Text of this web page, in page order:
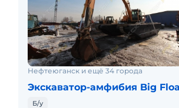
Нефтеюганск и ещё 34 города
Экскаватор-амфибия Big
Б/у